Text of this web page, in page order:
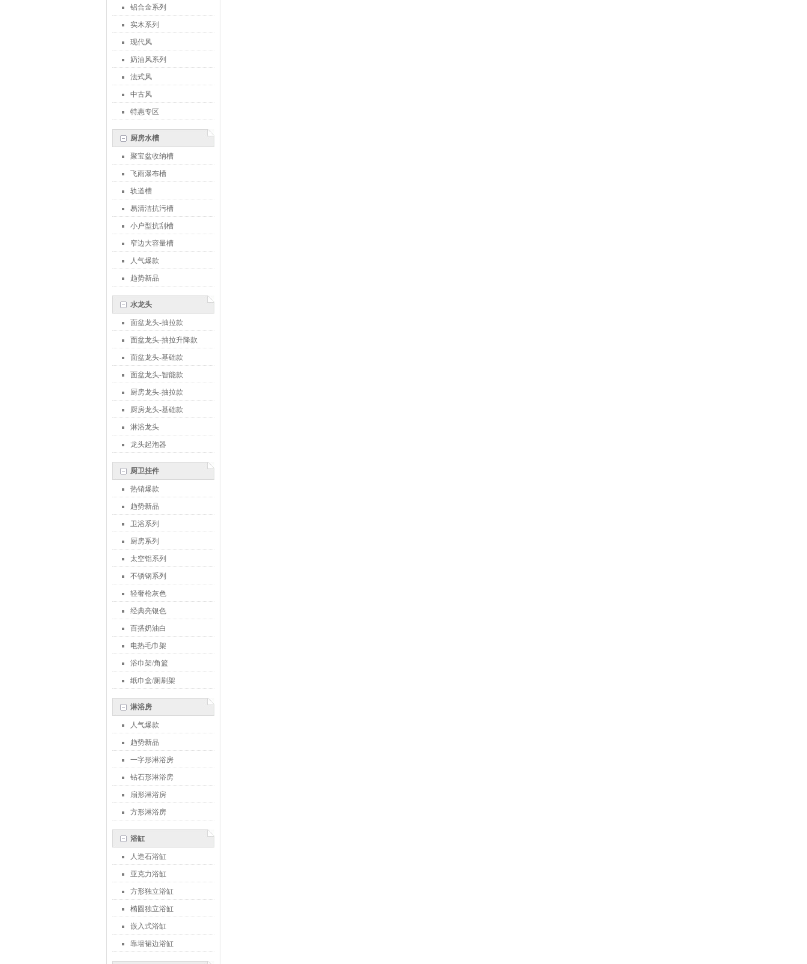
铝合金系列
实木系列
现代风
奶油风系列
法式风
中古风
特惠专区
厨房水槽
聚宝盆收纳槽
飞雨瀑布槽
轨道槽
易清洁抗污槽
小户型抗刮槽
窄边大容量槽
人气爆款
趋势新品
水龙头
面盆龙头-抽拉款
面盆龙头-抽拉升降款
面盆龙头-基础款
面盆龙头-智能款
厨房龙头-抽拉款
厨房龙头-基础款
淋浴龙头
龙头起泡器
厨卫挂件
热销爆款
趋势新品
卫浴系列
厨房系列
太空铝系列
不锈钢系列
轻奢枪灰色
经典亮银色
百搭奶油白
电热毛巾架
浴巾架/角篮
纸巾盒/厕刷架
淋浴房
人气爆款
趋势新品
一字形淋浴房
钻石形淋浴房
扇形淋浴房
方形淋浴房
浴缸
人造石浴缸
亚克力浴缸
方形独立浴缸
椭圆独立浴缸
嵌入式浴缸
靠墙裙边浴缸